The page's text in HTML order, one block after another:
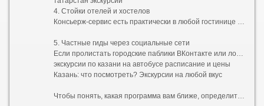
4. Стойки отелей и хостелов
Консьерж-сервис есть практически в любой гостинице в центре. Удобство заключается в том, что вам никуда не нужно идти — достаточно спуститься на ресепшен. Минус — выбор обычно ограничен 2–3 стандартными маршрутами, а цена может быть выше из-за комиссии отеля.
5. Частные гиды через социальные сети
Если пролистать городские паблики ВКонтакте или локальные Telegram-каналы, можно найти предложения напрямую от жителей. Этот путь позволяет договориться об индивидуальном графике и нестандартной программе, но требует осторожности: всегда просите предоплату только через безопасную сделку площадки.
экскурсии по казани на автобусе расписание и цены
Казань: что посмотреть? Экскурсии на любой вкус
Чтобы понять, какая программа вам ближе, определитесь с форматом. Вот самые популярные направления, отвечающие на запрос «интересные экскурсии по Казани»: